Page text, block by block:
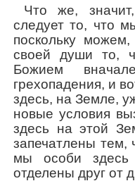
Что же,
следует то, что
поскольку
своей души то,
Божием
грехопадения, и
здесь, на Земле,
новые условия
здесь на этой
запечатлены
мы особи
отделены друг от